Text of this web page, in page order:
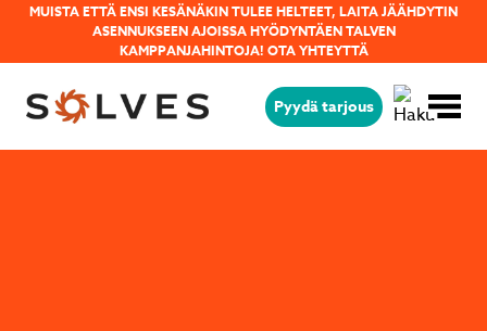
MUISTA ETTÄ ENSI KESÄNÄKIN TULEE HELTEET, LAITA JÄÄHDYTIN
ASENNUKSEEN AJOISSA HYÖDYNTÄEN TALVEN
KAMPPANJAHINTOJA! OTA YHTEYTTÄ
Pyydä tarjous
Jäikö sinulla kysyttävää?